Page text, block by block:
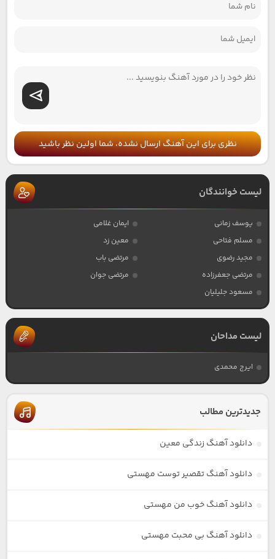
نظری برای این آهنگ ارسال نشده، شما اولین نظر باشید
لیست خوانندگان
یوسف زمانی
ایمان غلامی
مسلم فتاحی
معین زد
مجید رضوی
مرتضی باب
مرتضی جعفرزاده
مرتضی جوان
مسعود جلیلیان
لیست مداحان
ایرج محمدی
جدیدترین مطالب
دانلود آهنگ زندگی معین
دانلود آهنگ تقصیر توست مهستی
دانلود آهنگ خوب من مهستی
دانلود آهنگ بی محبت مهستی